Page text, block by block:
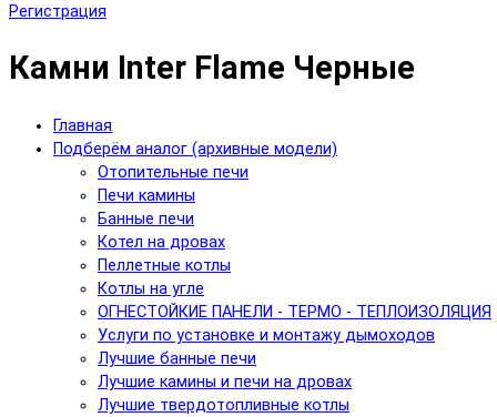
Регистрация
Камни Inter Flame Черные
Главная
Подберём аналог (архивные модели)
Отопительные печи
Печи камины
Банные печи
Котел на дровах
Пеллетные котлы
Котлы на угле
ОГНЕСТОЙКИЕ ПАНЕЛИ - ТЕРМО - ТЕПЛОИЗОЛЯЦИЯ
Услуги по установке и монтажу дымоходов
Лучшие банные печи
Лучшие камины и печи на дровах
Лучшие твердотопливные котлы